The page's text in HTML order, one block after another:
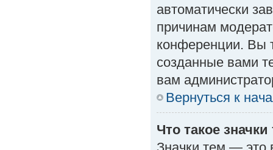
автоматически
причинам
конференции. Вы
созданные вами
вам
Вернуться к
Что такое значки